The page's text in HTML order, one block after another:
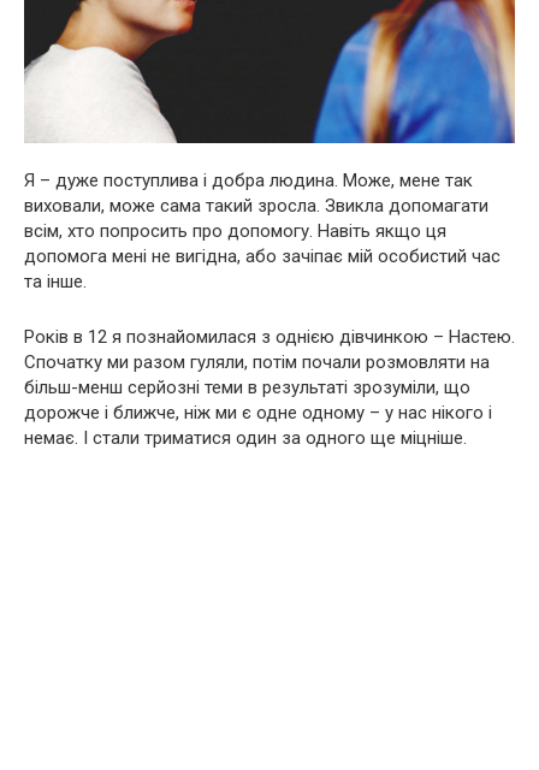
Я – дуже поступлива і добра людина. Може, мене так
виховали, може сама такий зросла. Звикла допомагати
всім, хто попросить про допомогу. Навіть якщо ця
допомога мені не вигідна, або зачіпає мій особистий час
та інше.
Років в 12 я познайомилася з однією дівчинкою – Настею.
Спочатку ми разом гуляли, потім почали розмовляти на
більш-менш серйозні теми в результаті зрозуміли, що
дорожче і ближче, ніж ми є одне одному – у нас нікого і
немає. І стали триматися один за одного ще міцніше.